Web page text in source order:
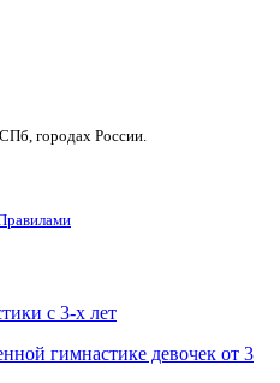
городах России.
с 3-х лет
гимнастике девочек от 3